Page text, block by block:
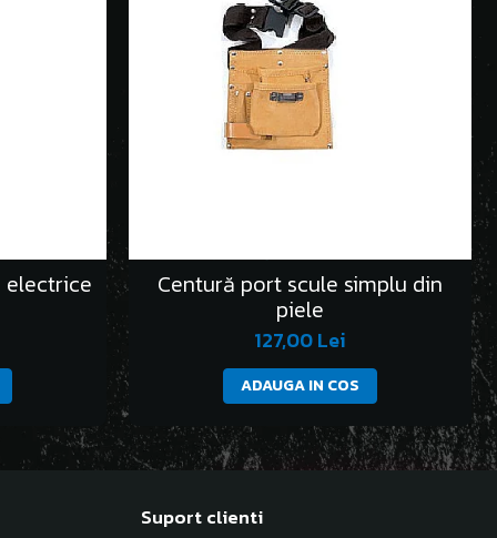
Centură port scule simplu din
piele
127,00 Lei
ADAUGA IN COS
Suport clienti